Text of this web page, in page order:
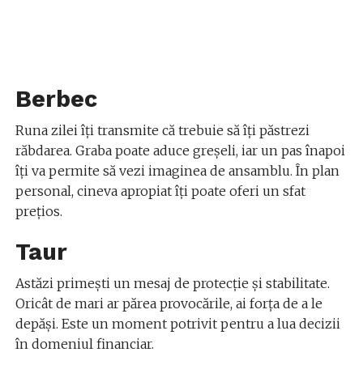
Berbec
Runa zilei îți transmite că trebuie să îți păstrezi
răbdarea. Graba poate aduce greșeli, iar un pas înapoi
îți va permite să vezi imaginea de ansamblu. În plan
personal, cineva apropiat îți poate oferi un sfat
prețios.
Taur
Astăzi primești un mesaj de protecție și stabilitate.
Oricât de mari ar părea provocările, ai forța de a le
depăși. Este un moment potrivit pentru a lua decizii
în domeniul financiar.